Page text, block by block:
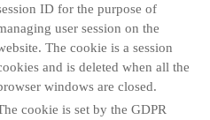
ID for the purpose of
user session on the
The cookie is a session
and is deleted when all the
windows are closed.
cookie is set by the GDPR